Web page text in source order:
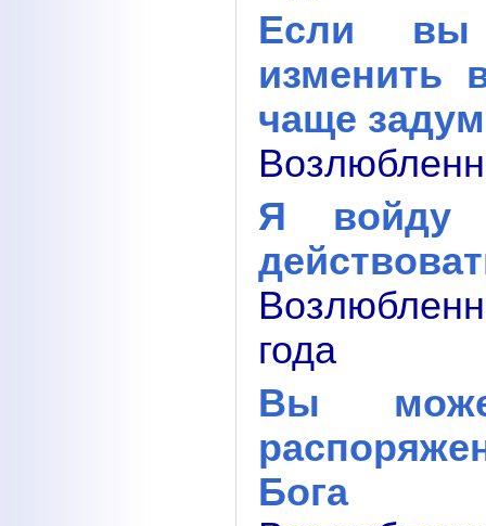
Если вы
изменить
чаще
Я
года
Вы
Бога